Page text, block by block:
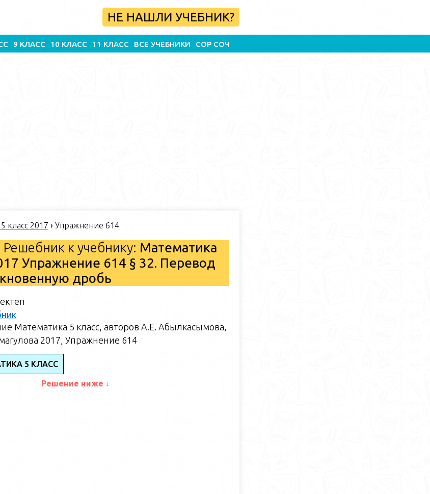
НЕ НАШЛИ УЧЕБНИК?
9 КЛАСС 10 КЛАСС 11 КЛАСС ВСЕ УЧЕБНИКИ СОР СОЧ
класс 2017 › Упражнение 614
к учебнику: Математика
Упражнение 614 § 32. Перевод
дробь
Математика 5 класс, авторов А.Е. Абылкасымова,
2017, Упражнение 614
5 КЛАСС
Решение ниже ↓